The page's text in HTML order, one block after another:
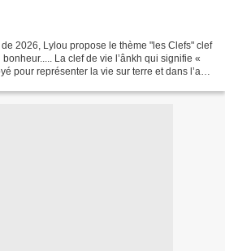
2026, Lylou propose le thème "les Clefs" clef
La clef de vie l’ânkh qui signifie «
pour représenter la vie sur terre et dans l’au-